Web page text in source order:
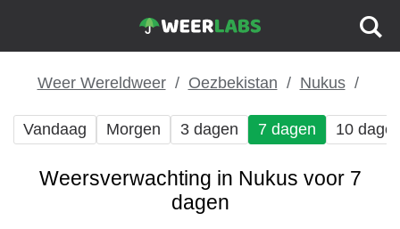
Weer Wereldweer Oezbekistan Nukus
Vandaag Morgen 3 dagen 7 dagen 10
Weersverwachting in Nukus voor 7
dagen